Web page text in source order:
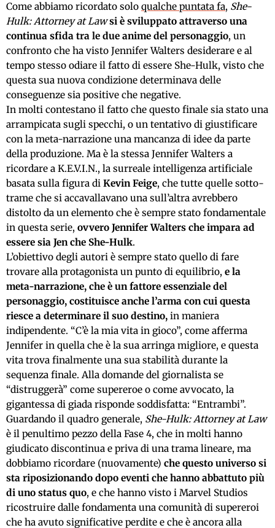
Come abbiamo ricordato solo qualche puntata fa, She-
Hulk: Attorney at Law si è sviluppato attraverso una
continua sfida tra le due anime del personaggio, un
confronto che ha visto Jennifer Walters desiderare e al
tempo stesso odiare il fatto di essere She-Hulk, visto che
questa sua nuova condizione determinava delle
conseguenze sia positive che negative.
In molti contestano il fatto che questo finale sia stato una
arrampicata sugli specchi, o un tentativo di giustificare
con la meta-narrazione una mancanza di idee da parte
della produzione. Ma è la stessa Jennifer Walters a
ricordare a K.E.V.I.N., la surreale intelligenza artificiale
basata sulla figura di Kevin Feige, che tutte quelle sotto-
trame che si accavallavano una sull’altra avrebbero
distolto da un elemento che è sempre stato fondamentale
in questa serie, ovvero Jennifer Walters che impara ad
essere sia Jen che She-Hulk.
L’obiettivo degli autori è sempre stato quello di fare
trovare alla protagonista un punto di equilibrio, e la
meta-narrazione, che è un fattore essenziale del
personaggio, costituisce anche l’arma con cui questa
riesce a determinare il suo destino, in maniera
indipendente. “C’è la mia vita in gioco”, come afferma
Jennifer in quella che è la sua arringa migliore, e questa
vita trova finalmente una sua stabilità durante la
sequenza finale. Alla domande del giornalista se
“distruggerà” come supereroe o come avvocato, la
gigantessa di giada risponde soddisfatta: “Entrambi”.
Guardando il quadro generale, She-Hulk: Attorney at Law
è il penultimo pezzo della Fase 4, che in molti hanno
giudicato discontinua e priva di una trama lineare, ma
dobbiamo ricordare (nuovamente) che questo universo si
sta riposizionando dopo eventi che hanno abbattuto più
di uno status quo, e che hanno visto i Marvel Studios
ricostruire dalle fondamenta una comunità di supereroi
che ha avuto significative perdite e che è ancora alla